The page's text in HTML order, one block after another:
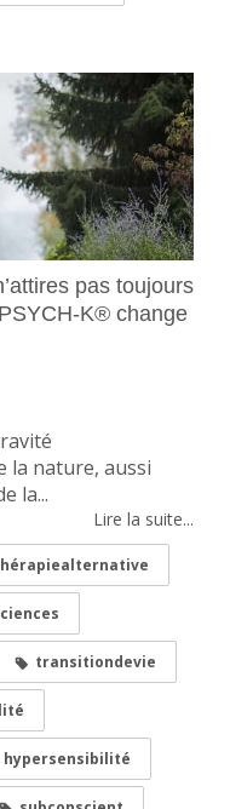
pas toujours
K® change
la nature, aussi
la...
Lire la suite...
transitiondevie
hypersensibilité